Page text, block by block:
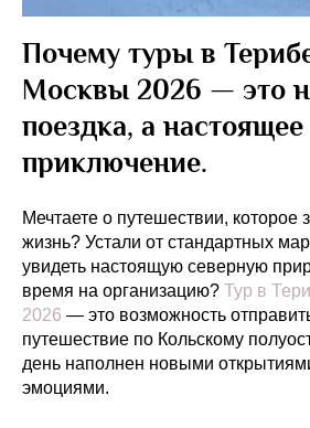
Почему туры в
Москвы 2026 — это
поездка, а настоящее
приключение.
Мечтаете о путешествии, которое
жизнь? Устали от стандартных
увидеть настоящую северную
время на организацию? Тур в
2026 — это возможность
путешествие по Кольскому
день наполнен новыми
эмоциями.